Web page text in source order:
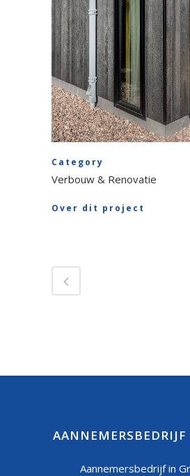
Category
Verbouw & Renovatie
Over dit project
Aannemersbedrijf in